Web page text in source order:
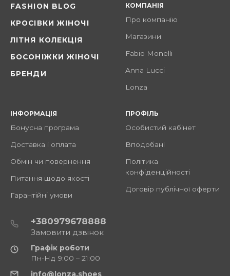
FASHION BLOG
КРОСІВКИ ЖІНОЧІ
ЛІТНЯ КОЛЕКЦІЯ
БОСОНІЖКИ ЖІНОЧІ
БРЕНДИ
КОМПАНІЯ
Про компанію
Магазини
Fabio Monelli
Anna Lucci
Lonza
ІНФОРМАЦІЯ
Бонусна програма
Доставка і оплата
Обмін чи повернення
Питання щодо якості
Гарантійні умови
ПРОФІЛЬ
Особистий кабінет
Вподобані
Політика
конфіденційності
Договір публічної оферти
+380979678888
Замовити дзвінок
Графік роботи
Пн-Нд 9:00 – 21:00
info@lonza.shoes